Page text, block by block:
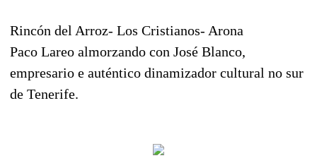
Rincón del Arroz- Los Cristianos- Arona
Paco Lareo almorzando con José Blanco,
empresario e auténtico dinamizador cultural no sur
de Tenerife.